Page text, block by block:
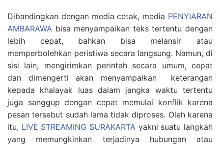
Dibandingkan dengan media cetak, media PENYIARAN
AMBARAWA bisa menyampaikan teks tertentu dengan
lebih cepat, bahkan bisa melansir atau
memperbolehkan peristiwa secara langsung. Namun, di
sisi lain, mengirimkan perintah secara umum, cepat
dan dimengerti akan menyampaikan keterangan
kepada khalayak luas dalam jangka waktu tertentu
juga sanggup dengan cepat memulai konflik karena
pesan tersebut sudah lama tidak diproses. Oleh karena
itu, LIVE STREAMING SURAKARTA yakni suatu langkah
yang memungkinkan terjadinya hubungan atau